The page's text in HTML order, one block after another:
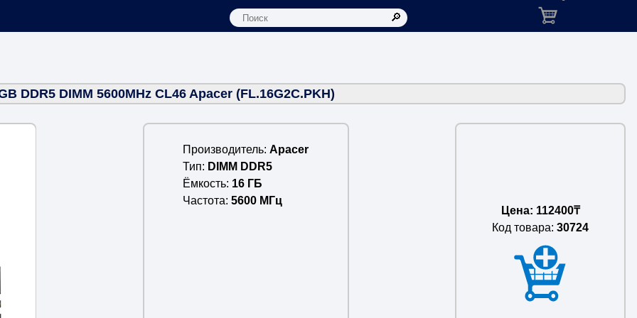
Корзина: товаров в
DDR5 DIMM 5600MHz CL46 Apacer (FL.16G2C.PKH)
Производитель Apacer
Тип
DIMM DDR5
Ёмкость 16 ГБ
Частота 5600 МГц
Цена: 112400₸
Код товара: 30724